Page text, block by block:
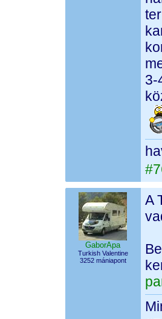
3-
GaborApa
Turkish Valentine
3252 mániapont
A